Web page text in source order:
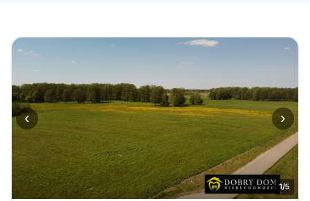
‹ ›
1/5